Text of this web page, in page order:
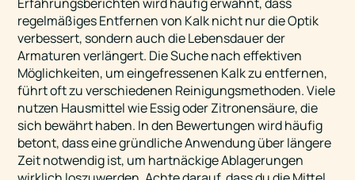
regelmäßiges Entfernen von Kalk nicht nur die Optik
verbessert, sondern auch die Lebensdauer der
Armaturen verlängert. Die Suche nach effektiven
Möglichkeiten, um eingefressenen Kalk zu entfernen,
führt oft zu verschiedenen Reinigungsmethoden. Viele
nutzen Hausmittel wie Essig oder Zitronensäure, die
sich bewährt haben. In den Bewertungen wird häufig
betont, dass eine gründliche Anwendung über längere
Zeit notwendig ist, um hartnäckige Ablagerungen